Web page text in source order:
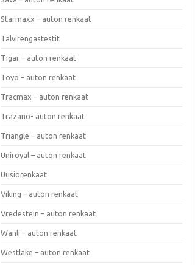
Starmaxx – auton renkaat
Talvirengastestit
Tigar – auton renkaat
Toyo – auton renkaat
Tracmax – auton renkaat
Trazano- auton renkaat
Triangle – auton renkaat
Uniroyal – auton renkaat
Uusiorenkaat
Viking – auton renkaat
Vredestein – auton renkaat
Wanli – auton renkaat
Westlake – auton renkaat